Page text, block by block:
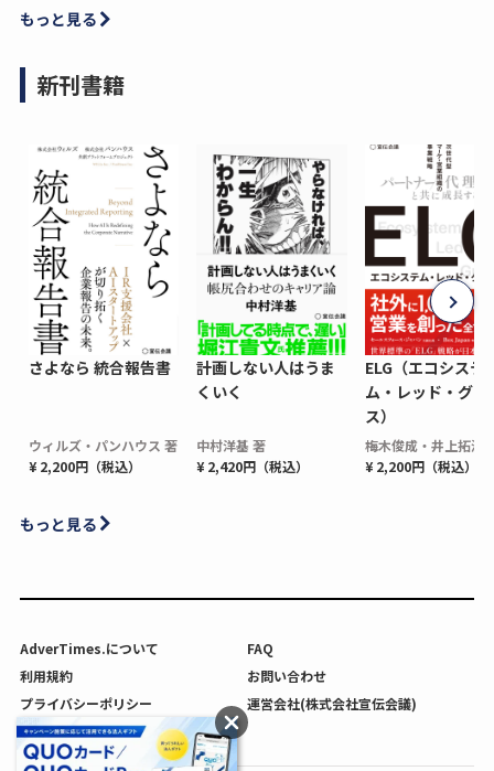
もっと見る
新刊書籍
さよなら 統合報告書
ウィルズ・パンハウス 著
¥ 2,200円（税込）
計画しない人はうま
くいく
中村洋基 著
¥ 2,420円（税込）
ELG（エコシステ
ム・レッド・グロ
ス）
梅木俊成・井上拓海
¥ 2,200円（税込）
もっと見る
AdverTimes.について
FAQ
利用規約
お問い合わせ
プライバシーポリシー
運営会社(株式会社宣伝会議)
利用者情報の外部送信について